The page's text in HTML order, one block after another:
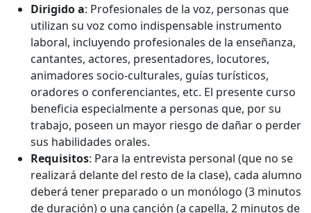
Dirigido a: Profesionales de la voz, personas que
utilizan su voz como indispensable instrumento
laboral, incluyendo profesionales de la enseñanza,
cantantes, actores, presentadores, locutores,
animadores socio-culturales, guías turísticos,
oradores o conferenciantes, etc. El presente curso
beneficia especialmente a personas que, por su
trabajo, poseen un mayor riesgo de dañar o perder
sus habilidades orales.
Requisitos: Para la entrevista personal (que no se
realizará delante del resto de la clase), cada alumno
deberá tener preparado o un monólogo (3 minutos
de duración) o una canción (a capella, 2 minutos de